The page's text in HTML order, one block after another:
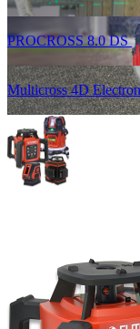
PROCROSS 8.0 DS
Multicross 4D